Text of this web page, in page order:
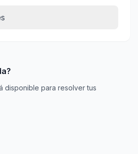
disponible para resolver tus